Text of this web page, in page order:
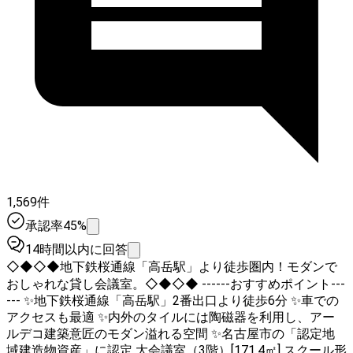
1,569件
承認率45%
14時間以内に回答
◇◆◇◆地下鉄桜通線「高岳駅」より徒歩圏内！モダンで
おしゃれな貸し会議室。◇◆◇◆ ------おすすめポイント---
--- ✨地下鉄桜通線「高岳駅」2番出口より徒歩6分 ✨車での
アクセスも最適 ✨内外のタイルには陶磁器を利用し、アー
ルデコ建築意匠のモダン溢れる空間 ✨名古屋市の「認定地